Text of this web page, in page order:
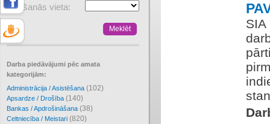
Atrašanās vieta:
Darba piedāvājumi pēc amata
kategorijām:
Administrācija / Asistēšana (102)
Apsardze / Drošība (140)
Bankas / Apdrošināšana (38)
Celtniecība / Meistari (820)
SIA